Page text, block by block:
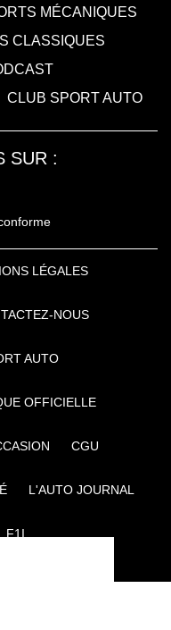
MÉCANIQUES
CLASSIQUES
CLUB SPORT AUTO
SUR :
LÉGALES
NOUS
AUTO
OFFICIELLE
CGU
L'AUTO JOURNAL
F1I